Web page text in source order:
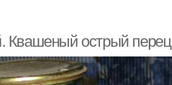
Квашеный острый перец